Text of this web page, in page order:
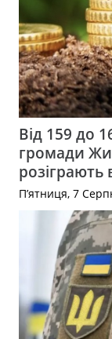
Від 159 до
громади
розіграють
П’ятниця, 7